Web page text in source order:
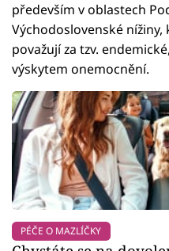
především v oblastech
Východoslovenské
považují za tzv.
výskytem onemocnění.
PÉČE O MAZLÍČKY